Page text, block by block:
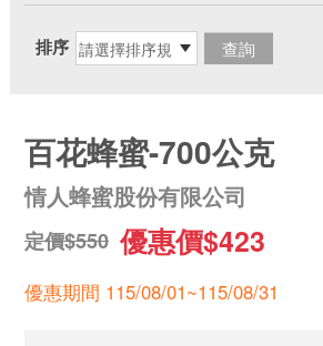
排序
百花蜂蜜-700公克
情人蜂蜜股份有限公司
定價$550 優惠價$423
優惠期間 115/08/01~115/08/31